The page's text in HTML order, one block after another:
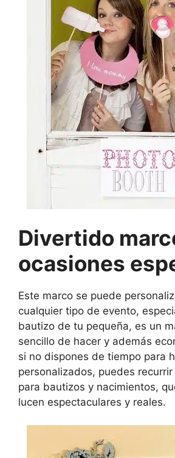
Divertido
ocasiones
Este marco se puede
cualquier tipo de evento,
bautizo de tu pequeña, es un
sencillo de hacer y además
si no dispones de tiempo para
personalizados, puedes
para bautizos y nacimientos,
lucen espectaculares y reales.